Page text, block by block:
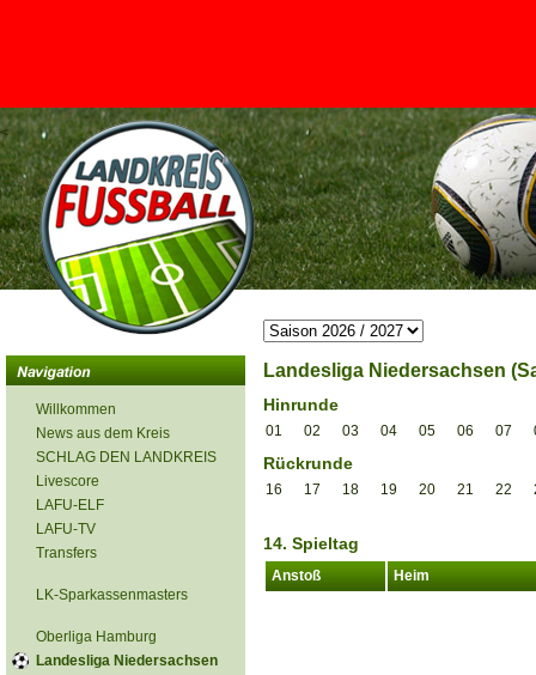
<
Willkommen
News aus dem Kreis
SCHLAG DEN LANDKREIS
Livescore
LAFU-ELF
LAFU-TV
Transfers
LK-Sparkassenmasters
Oberliga Hamburg
Landesliga Niedersachsen
Landesliga Niedersachsen
Hinrunde
01 02 03 04 05 06 07
Rückrunde
16 17 18 19 20 21 22
14. Spieltag
Anstoß Heim